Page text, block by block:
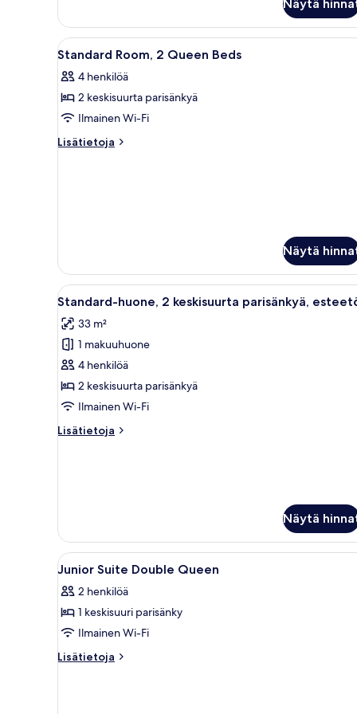
1
suuri
parisänky,
puistoon
Näytä
Avaa
kaikki
huonetyypin
Standard
Room,
2
Hotellihuone, jossa on kaksi
4
Standard Room, 2 Queen Beds
4 henkilöä
2 keskisuurta parisänkyä
Ilmainen Wi-Fi
Lisätietoja
Lisätietoja
Näytä
Avaa
kaikki
huonetyypin
Standard-
huone,
2
keskisuurta
esteetön
Hotellihuone, jossa on kaksi
5
Standard-huone, 2 keskisuurta parisänkyä,
33 m²
1 makuuhuone
4 henkilöä
2 keskisuurta parisänkyä
Ilmainen Wi-Fi
Lisätietoja
Lisätietoja
esteetön
Näytä
Avaa
kaikki
huonetyypin
Junior
Suite
Double
Hotellihuone, jossa on kaksi
8
Junior Suite Double Queen
2 henkilöä
1 keskisuuri parisänky
Ilmainen Wi-Fi
Lisätietoja
Lisätietoja